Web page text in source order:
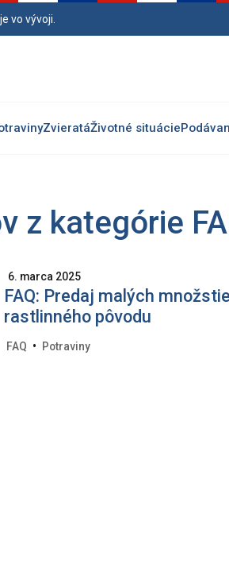
vo vývoji.
ZvieratáŽivotné situácie
z kategórie
6. marca 2025
FAQ: Predaj malých
rastlinného pôvodu
FAQ • Potraviny